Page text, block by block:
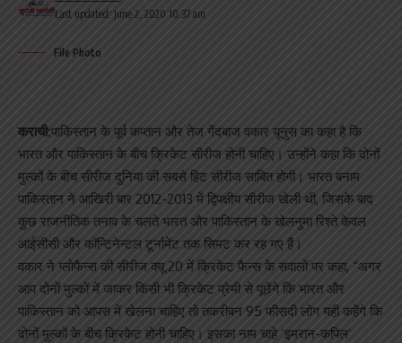
Last updated: June 2, 2020 10:37 am
File Photo
कराची:पाकिस्तान के पूर्व कप्तान और तेज गेंदबाज वकार यूनुस का कहा है कि
भारत और पाकिस्तान के बीच क्रिकेट सीरीज होनी चाहिए। उन्होंने कहा कि दोनों
मुल्कों के बीच सीरीज दुनिया की सबसे हिट सीरीज साबित होगी। भारत बनाम
पाकिस्तान ने आखिरी बार 2012-2013 में द्विपक्षीय सीरीज खेली थी, जिसके बाद
कुछ राजनीतिक तनाव के चलते भारत और पाकिस्तान के खेलनुमा रिश्ते केवल
आईसीसी और कॉन्टिनेन्टल टूर्नामेंट तक सिमट कर रह गए हैं।
वकार ने ग्लोफैन्स की सीरीज क्यू 20 में क्रिकेट फैन्स के सवालों पर कहा, “अगर
आप दोनों मुल्कों में जाकर किसी भी क्रिकेट प्रेमी से पूछेंगे कि भारत और
पाकिस्तान को आपस में खेलना चाहिए तो तकरीबन 95 फीसदी लोग यही कहेंगे कि
दोनों मुल्कों के बीच क्रिकेट होनी चाहिए। इसका नाम चाहे ‘इमरान-कपिल’